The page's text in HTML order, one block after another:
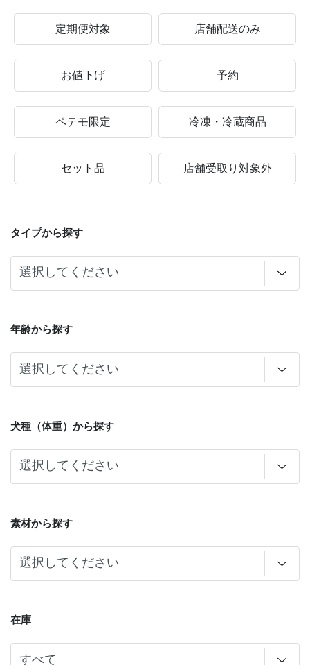
定期便対象 店舗配送のみ
お値下げ 予約
ペテモ限定 冷凍・冷蔵商品
セット品 店舗受取り対象外
タイプから探す
年齢から探す
犬種（体重）から探す
素材から探す
在庫